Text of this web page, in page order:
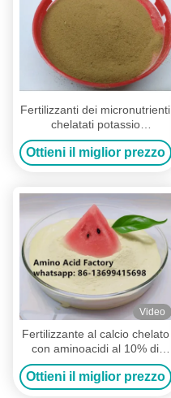
Fertilizzanti dei micronutrienti
chelatati potassio
dell'aminoacido organici per
l'anguria
Ottieni il miglior prezzo
Video
Fertilizzante al calcio chelato
con aminoacidi al 10% di
calcio e al 30% di aminoacidi
per le piantagioni di banane
Ottieni il miglior prezzo